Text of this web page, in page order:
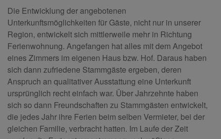
Die Entwicklung der angebotenen
Unterkunftsmöglichkeiten für Gäste, nicht nur in unserer
Region, entwickelt sich mittlerweile mehr in Richtung
Ferienwohnung. Angefangen hat alles mit dem Angebot
eines Zimmers im eigenen Haus bzw. Hof. Daraus haben
sich dann zufriedene Stammgäste ergeben, deren
Anspruch an qualitativer Ausstattung eine Unterkunft
ursprünglich recht einfach war. Über Jahrzehnte haben
sich so dann Freundschaften zu Stammgästen entwickelt,
die jedes Jahr ihre Ferien beim selben Vermieter, bei der
gleichen Familie, verbracht hatten. Im Laufe der Zeit